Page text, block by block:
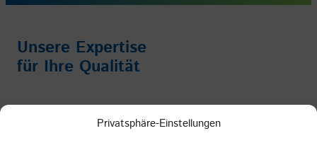
Privatsphäre-Einstellungen
Unsere Expertise
für Ihre Qualität